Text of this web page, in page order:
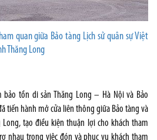
quan giữa Bảo tàng Lịch sử quân sự Việt
Thăng Long
bảo tồn di sản Thăng Long – Hà Nội và Bảo
tiến hành mở cửa liên thông giữa Bảo tàng và
tạo điều kiện thuận lợi cho khách tham
nhau trong việc đón và phục vụ khách tham